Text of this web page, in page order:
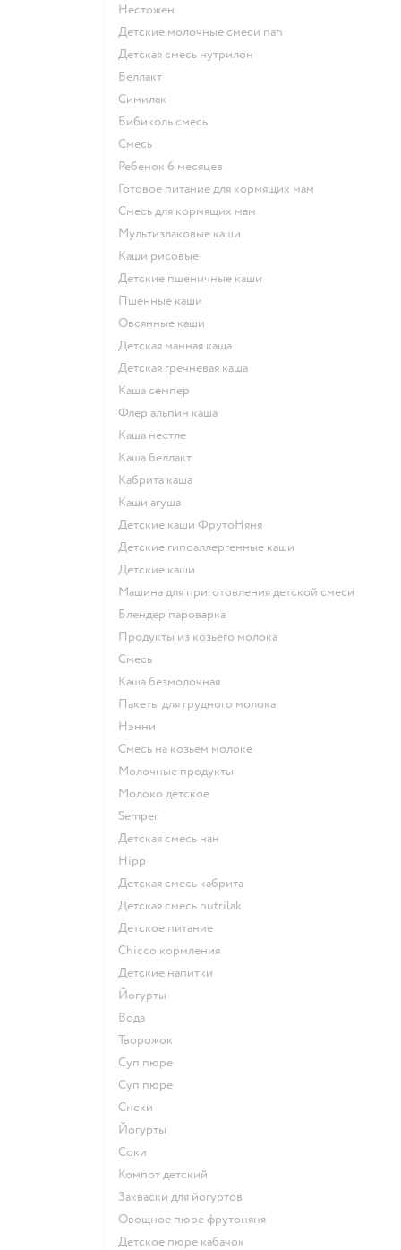
нестожен
Детские молочные смеси nan
детская смесь нутрилон
беллакт
симилак
бибиколь смесь
смесь
ребенок 6 месяцев
готовое питание для кормящих мам
смесь для кормящих мам
Мультизлаковые каши
Каши рисовые
Детские пшеничные каши
Пшенные каши
овсянные каши
детская манная каша
детская гречневая каша
каша семпер
флер альпин каша
каша нестле
каша беллакт
кабрита каша
каши агуша
Детские каши ФрутоНяня
Детские гипоаллергенные каши
детские каши
машина для приготовления детской смеси
блендер пароварка
продукты из козьего молока
смесь
каша безмолочная
пакеты для грудного молока
нэнни
смесь на козьем молоке
молочные продукты
молоко детское
semper
детская смесь нан
hipp
детская смесь кабрита
детская смесь nutrilak
детское питание
chicco кормления
детские напитки
йогурты
Вода
творожок
суп пюре
суп пюре
Снеки
йогурты
Соки
компот детский
Закваски для йогуртов
овощное пюре фрутоняня
детское пюре кабачок